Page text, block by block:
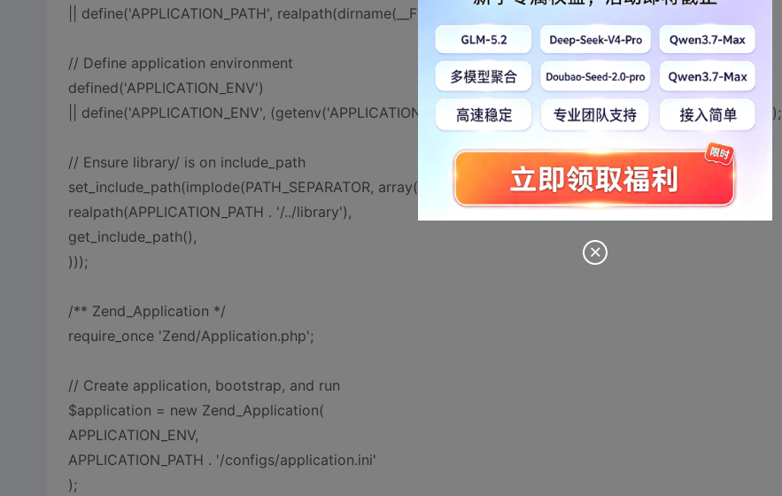
|| define('APPLICATION_PATH', realpath(dirname(__FILE__) . '/../application'));
// Define application environment
defined('APPLICATION_ENV')
|| define('APPLICATION_ENV', (getenv('APPLICATION_ENV') ? getenv('APPLICATION_ENV') : 'production'));
// Ensure library/ is on include_path
set_include_path(implode(PATH_SEPARATOR, array(
realpath(APPLICATION_PATH . '/../library'),
get_include_path(),
)));
/** Zend_Application */
require_once 'Zend/Application.php';
// Create application, bootstrap, and run
$application = new Zend_Application(
APPLICATION_ENV,
APPLICATION_PATH . '/configs/application.ini'
);